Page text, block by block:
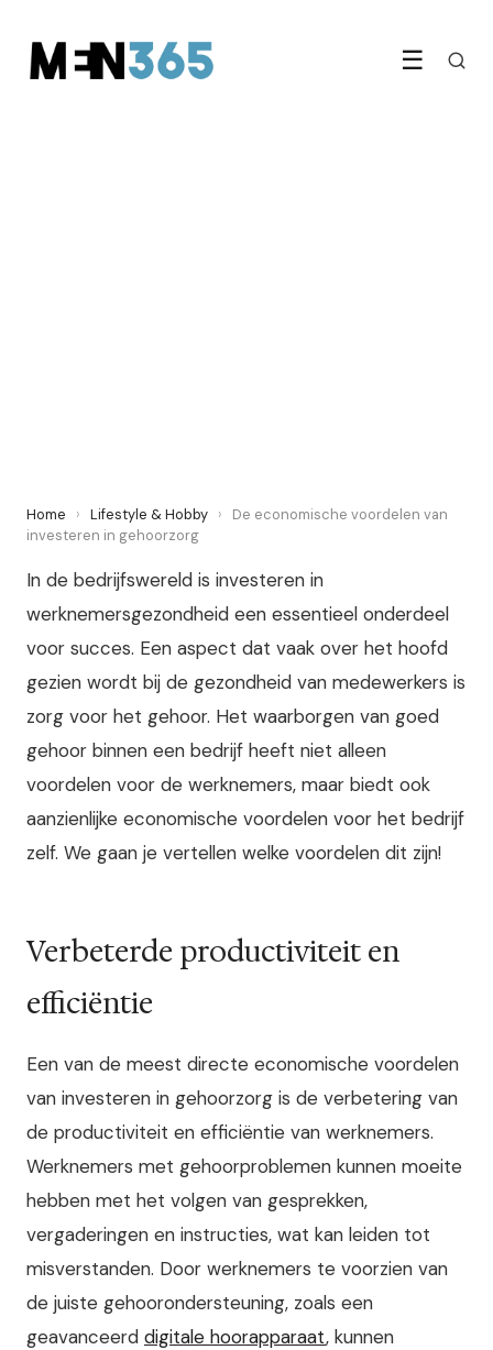
☰
Home › Lifestyle & Hobby ›
De economische voordelen van
investeren in gehoorzorg
In de bedrijfswereld is investeren in
werknemersgezondheid een essentieel onderdeel
voor succes. Een aspect dat vaak over het hoofd
gezien wordt bij de gezondheid van medewerkers is
zorg voor het gehoor. Het waarborgen van goed
gehoor binnen een bedrijf heeft niet alleen
voordelen voor de werknemers, maar biedt ook
aanzienlijke economische voordelen voor het bedrijf
zelf. We gaan je vertellen welke voordelen dit zijn!
Verbeterde productiviteit en
efficiëntie
Een van de meest directe economische voordelen
van investeren in gehoorzorg is de verbetering van
de productiviteit en efficiëntie van werknemers.
Werknemers met gehoorproblemen kunnen moeite
hebben met het volgen van gesprekken,
vergaderingen en instructies, wat kan leiden tot
misverstanden. Door werknemers te voorzien van
de juiste gehoorondersteuning, zoals een
geavanceerd digitale hoorapparaat, kunnen